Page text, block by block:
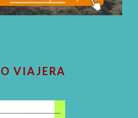
VIAJERA